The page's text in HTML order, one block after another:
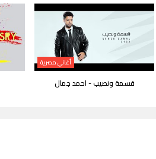
أغاني مصرية
قسمة ونصيب - احمد جمال